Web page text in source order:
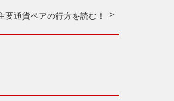
要通貨ペアの行方を読む！